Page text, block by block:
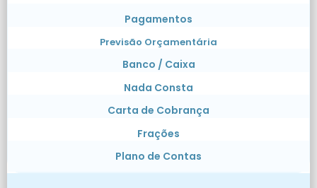
Pagamentos
Previsão Orçamentária
Banco / Caixa
Nada Consta
Carta de Cobrança
Frações
Plano de Contas